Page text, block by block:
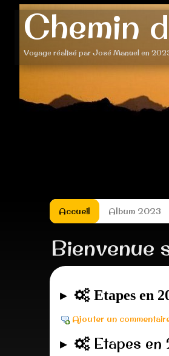
Chemin
Voyage réalisé par José Manuel en
Accueil Album 2023
Bienvenue
Etapes en
Ajouter un
Etapes en